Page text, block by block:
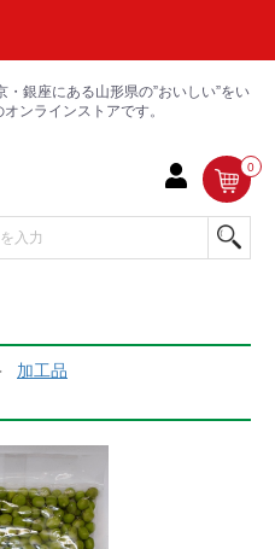
・銀座にある山形県の”おいしい”をい
ンラインストアです。
0
加工品